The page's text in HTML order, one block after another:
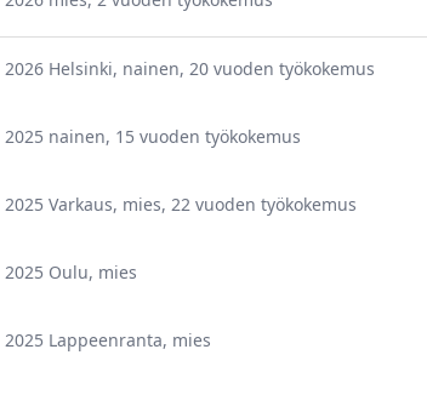
2026 Helsinki, nainen, 20 vuoden työkokemus
2025 nainen, 15 vuoden työkokemus
2025 Varkaus, mies, 22 vuoden työkokemus
2025 Oulu, mies
2025 Lappeenranta, mies